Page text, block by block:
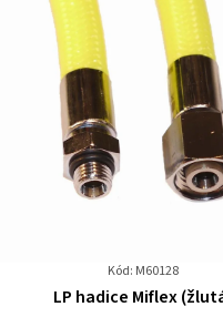
Kód: M60128
Průměrné
LP hadice Miflex